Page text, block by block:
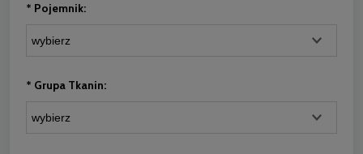
* Pojemnik:
* Grupa Tkanin: